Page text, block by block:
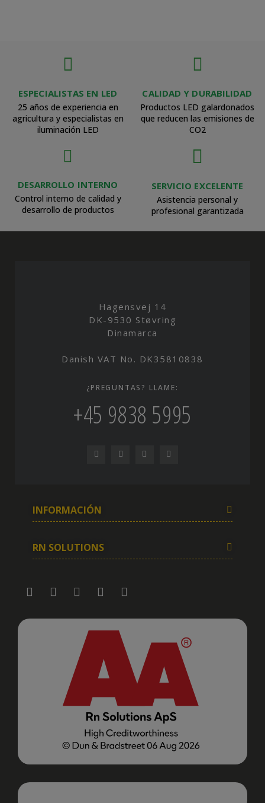
ESPECIALISTAS EN LED
25 años de experiencia en
agricultura y especialistas en
iluminación LED
CALIDAD Y DURABILIDAD
Productos LED galardonados
que reducen las emisiones de
CO2
DESARROLLO INTERNO
Control interno de calidad y
desarrollo de productos
SERVICIO EXCELENTE
Asistencia personal y
profesional garantizada
Hagensvej 14
DK-9530 Støvring
Dinamarca
Danish VAT No. DK35810838
¿PREGUNTAS? LLAME:
+45 9838 5995
INFORMACIÓN
RN SOLUTIONS